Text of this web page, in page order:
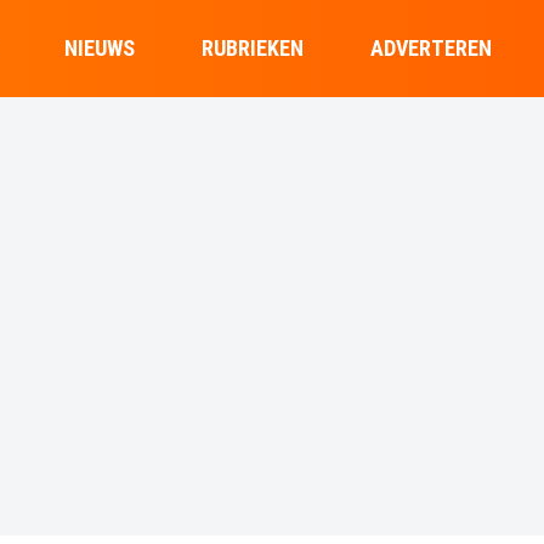
NIEUWS RUBRIEKEN ADVERTEREN